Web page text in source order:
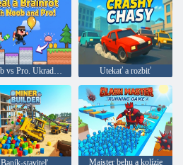
Noob vs Pro. Ukradnúť Brainrot Utekať a rozbiť
Baník-staviteľ Majster behu a kolízie